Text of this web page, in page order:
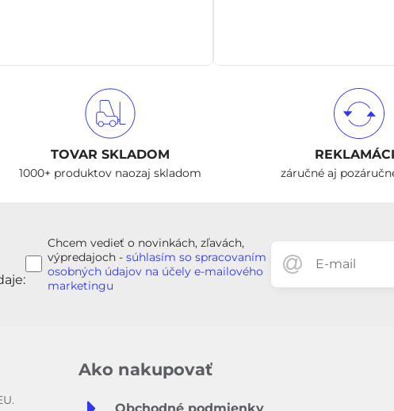
TOVAR SKLADOM
1000+ produktov naozaj skladom záručné aj
Chcem vedieť o novinkách, zľavách,
výpredajoch -súhlasím so spracovaním
osobných údajov na účely e-mailového
marketingu
Ako nakupovať
Obchodné podmienky